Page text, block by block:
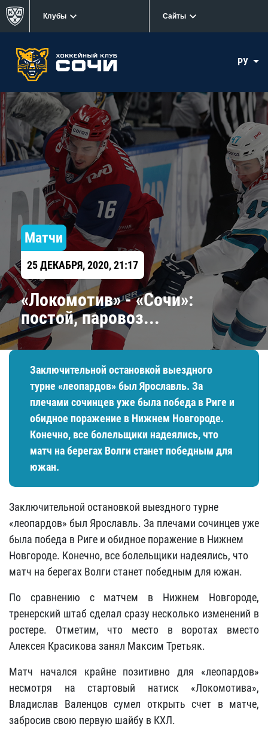
Клубы Сайты
РУ
Матчи
25 ДЕКАБРЯ, 2020, 21:17
«Локомотив» - «Сочи»:
постой, паровоз...
Заключительной остановкой выездного
турне «леопардов» был Ярославль. За
плечами сочинцев уже была победа в Риге и
обидное поражение в Нижнем Новгороде.
Конечно, все болельщики надеялись, что
матч на берегах Волги станет победным для
южан.
Заключительной остановкой выездного турне
«леопардов» был Ярославль. За плечами сочинцев уже
была победа в Риге и обидное поражение в Нижнем
Новгороде. Конечно, все болельщики надеялись, что
матч на берегах Волги станет победным для южан.
По сравнению с матчем в Нижнем Новгороде,
тренерский штаб сделал сразу несколько изменений в
ростере. Отметим, что место в воротах вместо
Алексея Красикова занял Максим Третьяк.
Матч начался крайне позитивно для «леопардов»
несмотря на стартовый натиск «Локомотива»,
Владислав Валенцов сумел открыть счет в матче,
забросив свою первую шайбу в КХЛ.